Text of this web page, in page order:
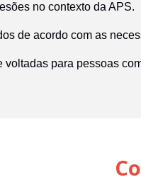
no contexto da APS.
de acordo com as
para pessoas